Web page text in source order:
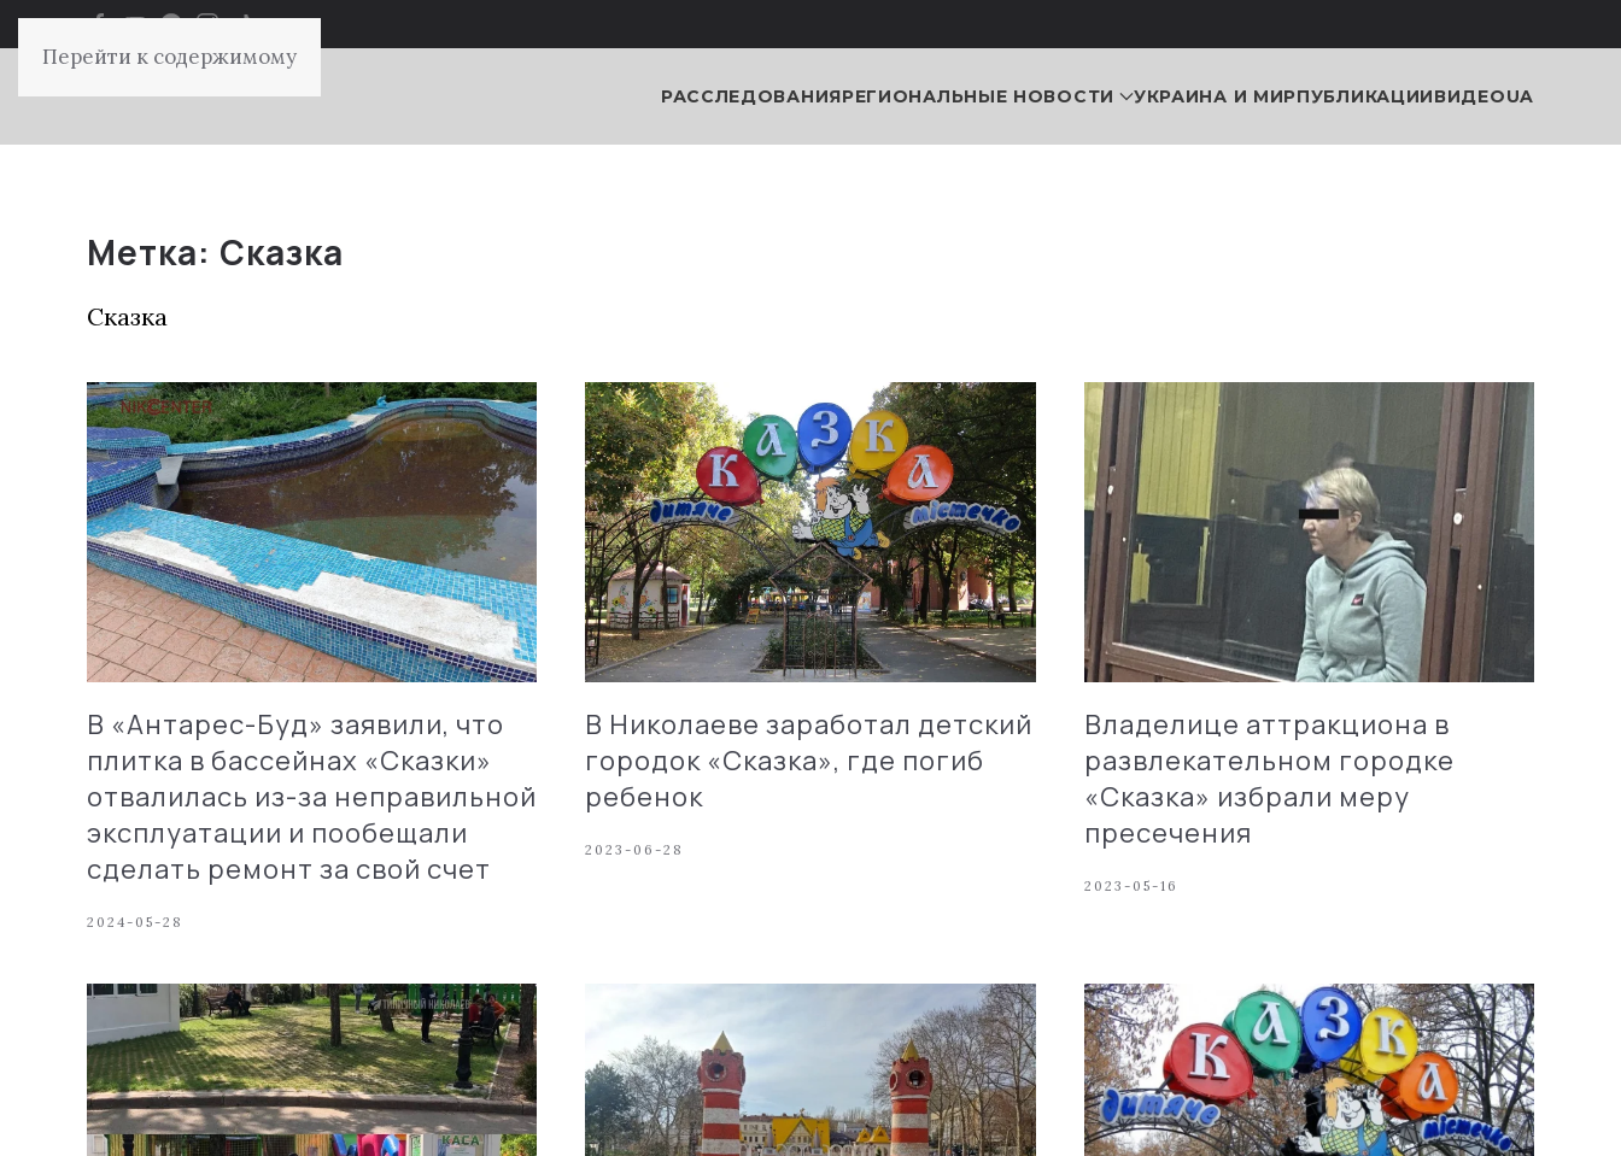
Перейти к содержимому
РАССЛЕДОВАНИЯРЕГИОНАЛЬНЫЕ НОВОСТИ УКРАИНА И МИРПУБЛИКАЦИИВИДЕОUA
Метка: Сказка
Сказка
В «Антарес-Буд» заявили, что
плитка в бассейнах «Сказки»
отвалилась из-за неправильной
эксплуатации и пообещали
сделать ремонт за свой счет
2024-05-28
В Николаеве заработал детский
городок «Сказка», где погиб
ребенок
2023-06-28
Владелице аттракциона в
развлекательном городке
«Сказка» избрали меру
пресечения
2023-05-16